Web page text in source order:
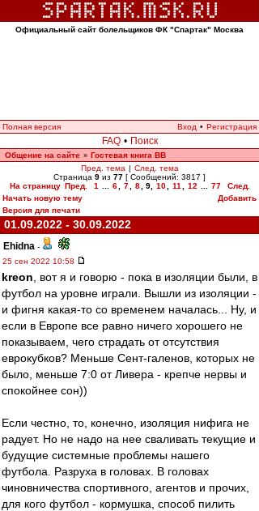
Официальный сайт болельщиков ФК "Спартак" Москва
Полная версия Вход • Регистрация
FAQ • Поиск
Общение на сайте » Гостевая книга ВВ
Пред. тема | След. тема
Страница 9 из 77 [ Сообщений: 3817 ]
На страницу Пред. 1 6 7 8 9, 10 11 12 77
След.
Начать новую тему
Добавить
Версия для печати
01.09.2022 - 30.09.2022
Ehidna -
25 сен 2022 10:58
kreon , вот я и говорю - пока в изоляции были, в
футбол на уровне играли. Вышли из изоляции -
и фигня какая-то со временем началась... Ну, и
если в Европе все равно ничего хорошего не
показываем, чего страдать от отсутствия
еврокубков? Меньше Сент-галенов, которых не
было, меньше 7:0 от Ливера - крепче нервы и
спокойнее сон))
Если честно, то, конечно, изоляция нифига не
радует. Но не надо на нее сваливать текущие и
будущие системные проблемы нашего
футбола. Разруха в головах. В головах
чиновничества спортивного, агентов и прочих,
для кого футбол - кормушка, способ пилить